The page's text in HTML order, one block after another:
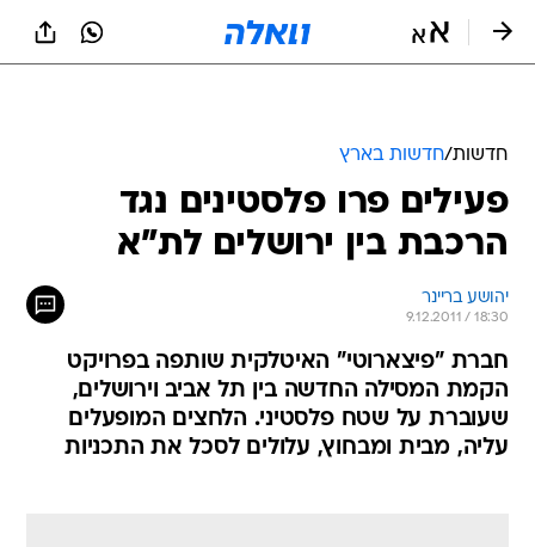
חדשות/חדשות בארץ
פעילים פרו פלסטינים נגד
הרכבת בין ירושלים לת"א
יהושע בריינר
9.12.2011 / 18:30
חברת "פיצארוטי" האיטלקית שותפה בפרויקט
הקמת המסילה החדשה בין תל אביב וירושלים,
שעוברת על שטח פלסטיני. הלחצים המופעלים
עליה, מבית ומבחוץ, עלולים לסכל את התכניות